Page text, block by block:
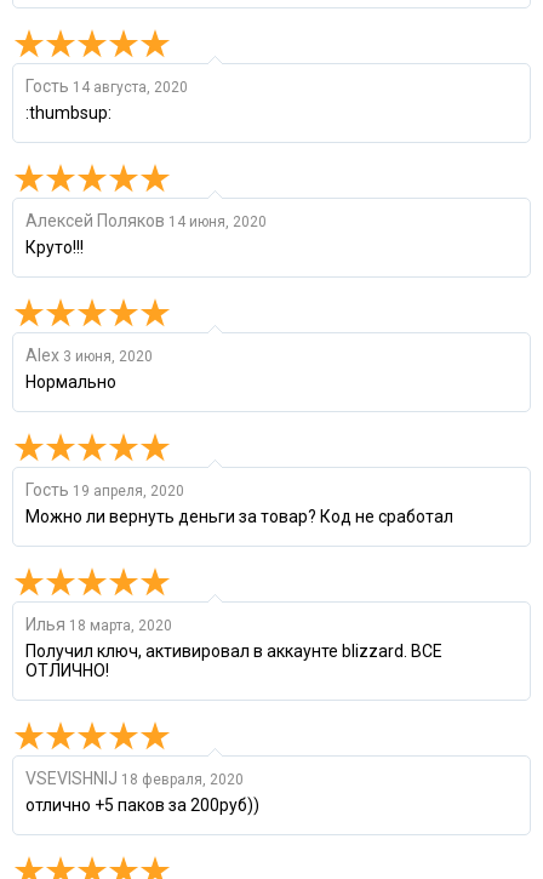
Гость 14 августа, 2020
:thumbsup:
Алексей Поляков 14 июня, 2020
Круто!!!
Alex 3 июня, 2020
Нормально
Гость 19 апреля, 2020
Можно ли вернуть деньги за товар? Код не сработал
Илья 18 марта, 2020
Получил ключ, активировал в аккаунте blizzard. ВСЕ
ОТЛИЧНО!
VSEVISHNIJ 18 февраля, 2020
отлично +5 паков за 200руб))